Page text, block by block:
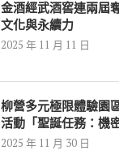
金酒經武酒窖連兩屆
文化與永續力
2025 年 11 月 11 日
柳營多元極限體驗園
活動「聖誕任務：機
2025 年 11 月 30 日